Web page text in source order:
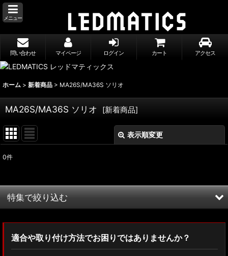
メニュー
問い合わせ マイページ ログイン カート アクセス
ホーム > 新着商品 > MA26S/MA36S ソリオ
MA26S/MA36S ソリオ [新着商品]
表示順変更
並び順:
0件
特集で絞り込む
ZN8 GR86
適合や取り付け方法でお困りではありませんか？